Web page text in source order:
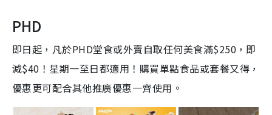
PHD
即日起，凡於PHD堂食或外賣自取任何美食滿$250，即
減$40！星期一至日都適用！購買單點食品或套餐又得，
優惠更可配合其他推廣優惠一齊使用。